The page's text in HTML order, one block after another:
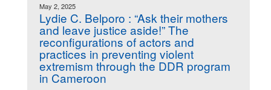
May 2, 2025
Lydie C. Belporo : “Ask their mothers
and leave justice aside!” The
reconfigurations of actors and
practices in preventing violent
extremism through the DDR program
in Cameroon